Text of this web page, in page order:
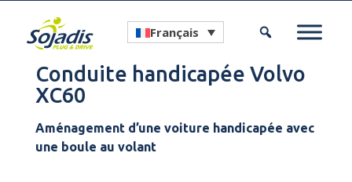
Français
Conduite handicapée Volvo
XC60
Aménagement d’une voiture handicapée avec
une boule au volant